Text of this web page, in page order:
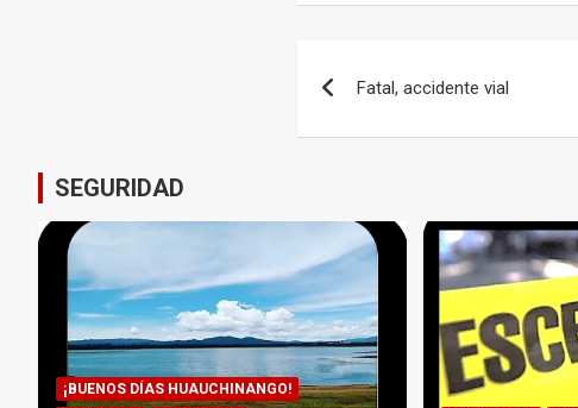
de
Fatal, accidente vial
SEGURIDAD
¡BUENOS DÍAS HUAUCHINANGO!